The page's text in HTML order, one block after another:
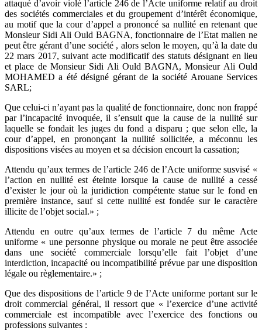
attaqué d’avoir violé l’article 246 de l’Acte uniforme relatif au droit
des sociétés commerciales et du groupement d’intérêt économique,
au motif que la cour d’appel a prononcé sa nullité en retenant que
Monsieur Sidi Ali Ould BAGNA, fonctionnaire de l’Etat malien ne
peut être gérant d’une société , alors selon le moyen, qu’à la date du
22 mars 2017, suivant acte modificatif des statuts désignant en lieu
et place de Monsieur Sidi Ali Ould BAGNA, Monsieur Ali Ould
MOHAMED a été désigné gérant de la société Arouane Services
SARL;
Que celui-ci n’ayant pas la qualité de fonctionnaire, donc non frappé
par l’incapacité invoquée, il s’ensuit que la cause de la nullité sur
laquelle se fondait les juges du fond a disparu ; que selon elle, la
cour d’appel, en prononçant la nullité sollicitée, a méconnu les
dispositions visées au moyen et sa décision encourt la cassation;
Attendu qu’aux termes de l’article 246 de l’Acte uniforme susvisé «
l’action en nullité est éteinte lorsque la cause de nullité a cessé
d’exister le jour où la juridiction compétente statue sur le fond en
première instance, sauf si cette nullité est fondée sur le caractère
illicite de l’objet social.» ;
Attendu en outre qu’aux termes de l’article 7 du même Acte
uniforme « une personne physique ou morale ne peut être associée
dans une société commerciale lorsqu’elle fait l’objet d’une
interdiction, incapacité ou incompatibilité prévue par une disposition
légale ou règlementaire.» ;
Que des dispositions de l’article 9 de I’Acte uniforme portant sur le
droit commercial général, il ressort que « l’exercice d’une activité
commerciale est incompatible avec l’exercice des fonctions ou
professions suivantes :